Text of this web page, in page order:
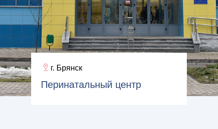
г. Брянск
Перинатальный центр